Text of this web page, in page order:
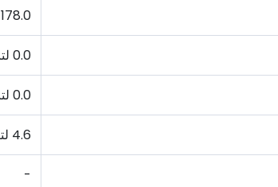
178.0 كم/ساعة
0.0 لتر/100كم
0.0 لتر/100كم
4.6 لتر/100كم
-